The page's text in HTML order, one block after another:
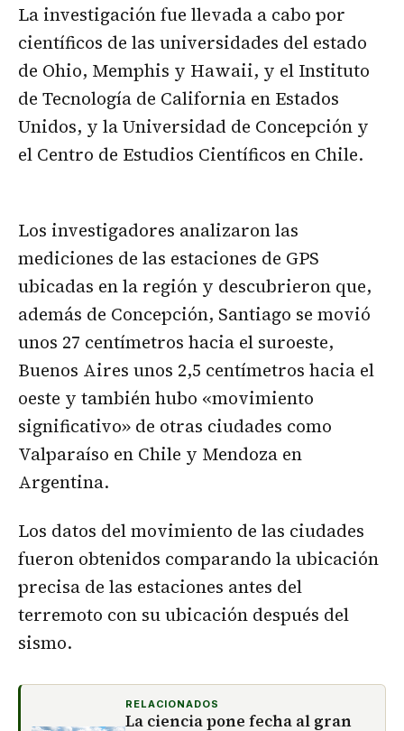
La investigación fue llevada a cabo por
científicos de las universidades del estado
de Ohio, Memphis y Hawaii, y el Instituto
de Tecnología de California en Estados
Unidos, y la Universidad de Concepción y
el Centro de Estudios Científicos en Chile.
Los investigadores analizaron las
mediciones de las estaciones de GPS
ubicadas en la región y descubrieron que,
además de Concepción, Santiago se movió
unos 27 centímetros hacia el suroeste,
Buenos Aires unos 2,5 centímetros hacia el
oeste y también hubo «movimiento
significativo» de otras ciudades como
Valparaíso en Chile y Mendoza en
Argentina.
Los datos del movimiento de las ciudades
fueron obtenidos comparando la ubicación
precisa de las estaciones antes del
terremoto con su ubicación después del
sismo.
RELACIONADOS
La ciencia pone fecha al gran